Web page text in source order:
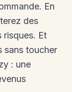
En
des
risques. Et
sans toucher
: une